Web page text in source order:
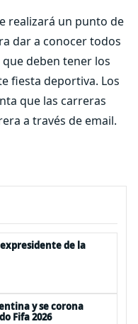
realizará un punto de
dar a conocer todos
deben tener los
fiesta deportiva. Los
que las carreras
a través de email.
de la
y se corona
Fifa 2026